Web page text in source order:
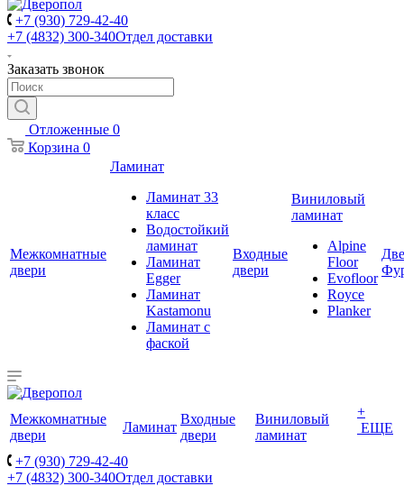
+7 (930) 729-42-40
+7 (4832) 300-340Отдел доставки
Заказать звонок
Отложенные 0
Корзина 0
Межкомнатные
двери
Ламинат
Ламинат 33
класс
Водостойкий
ламинат
Ламинат
Egger
Ламинат
Kastamonu
Ламинат с
фаской
Входные
двери
Виниловый
ламинат
Alpine
Floor
Evofloor
Royce
Planker
Межкомнатные
двери
Ламинат
Входные
двери
Виниловый
ламинат
+
ЕЩЕ
+7 (930) 729-42-40
+7 (4832) 300-340Отдел доставки